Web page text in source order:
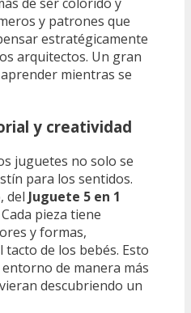
y patrones que
estratégicamente
arquitectos. Un gran
mientras se
y creatividad
juguetes no solo se
para los sentidos.
del Juguete 5 en 1
Cada pieza tiene
y formas,
de los bebés. Esto
de manera más
descubriendo un